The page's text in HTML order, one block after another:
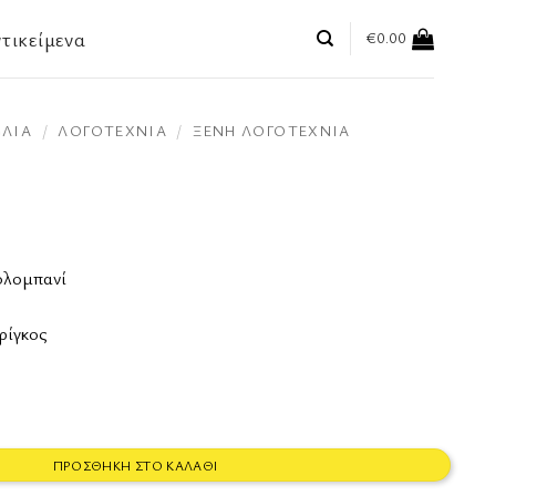
€0.00
/ ΛΟΓΟΤΕΧΝΊΑ / ΞΈΝΗ ΛΟΓΟΤΕΧΝΊΑ
ΠΡΟΣΘΉΚΗ ΣΤΟ ΚΑΛΆΘΙ